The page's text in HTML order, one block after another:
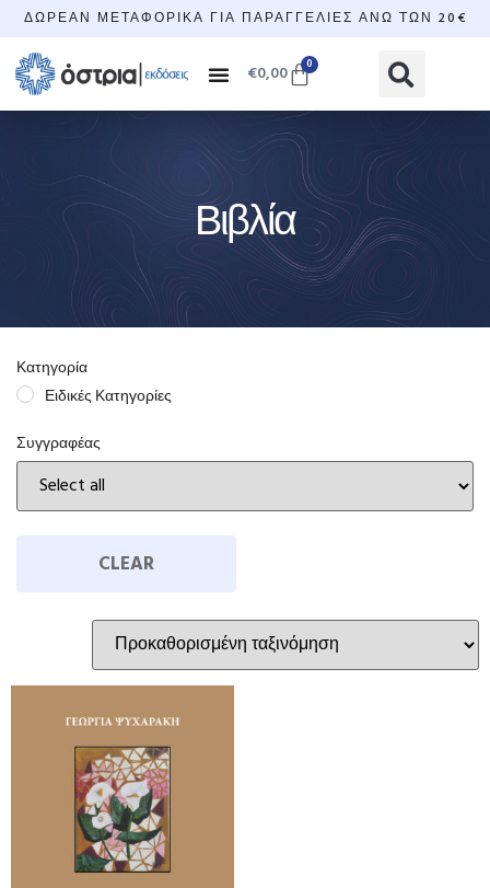
ΔΩΡΕΆΝ ΜΕΤΑΦΟΡΙΚΆ ΓΙΑ ΠΑΡΑΓΓΕΛΊΕΣ ΆΝΩ ΤΩΝ 20€
€0,00 0
Βιβλία
Κατηγορία
Ειδικές Κατηγορίες
Συγγραφέας
CLEAR